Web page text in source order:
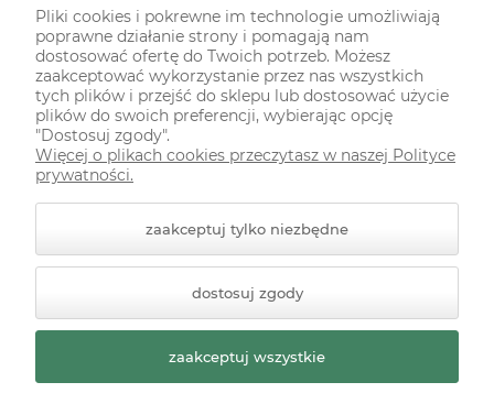
ODWIEDŹ NAS NA
Styl graficzny ShopGadget.pl
Sklep internetowy Shoper
Premium
Pliki cookies i pokrewne im technologie umożliwiają
poprawne działanie strony i pomagają nam
dostosować ofertę do Twoich potrzeb. Możesz
zaakceptować wykorzystanie przez nas wszystkich
tych plików i przejść do sklepu lub dostosować użycie
plików do swoich preferencji, wybierając opcję
"Dostosuj zgody".
Więcej o plikach cookies przeczytasz w naszej Polityce
prywatności.
zaakceptuj tylko niezbędne
dostosuj zgody
zaakceptuj wszystkie